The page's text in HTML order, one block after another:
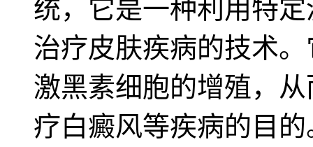
统，它是一种利用特
治疗皮肤疾病的技术
激黑素细胞的增殖，
疗白癜风等疾病的目